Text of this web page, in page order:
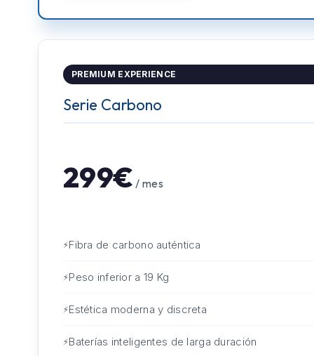
PREMIUM EXPERIENCE
Serie Carbono
299€ / mes
Fibra de carbono auténtica
Peso inferior a 19 Kg
Estética moderna y discreta
Baterías inteligentes de larga duración